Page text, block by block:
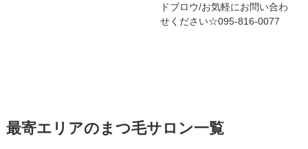
ドブロウ/お気軽にお問い合わ
せください☆095-816-0077
最寄エリアのまつ毛サロン一覧